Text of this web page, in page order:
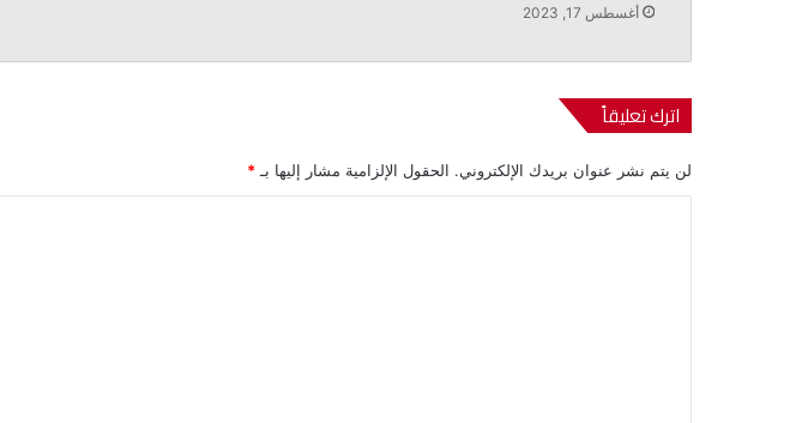
أغسطس 17, 2023
اترك تعليقاً
لن يتم نشر عنوان بريدك الإلكتروني. الحقول الإلزامية مشار إليها بـ *